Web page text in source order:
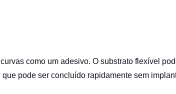
como um adesivo. O substrato flexível
que pode ser concluído rapidamente sem